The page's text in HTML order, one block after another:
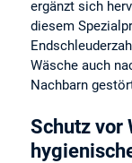
ergänzt sich
diesem
Wäsche auch
Nachbarn
Schutz vor